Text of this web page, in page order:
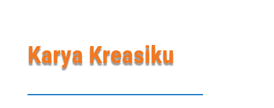
Karya Kreasiku